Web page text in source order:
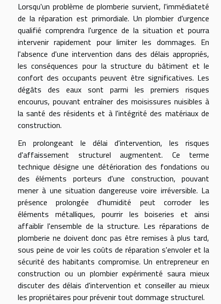
Lorsqu'un problème de plomberie survient, l'immédiateté
de la réparation est primordiale. Un plombier d'urgence
qualifié comprendra l'urgence de la situation et pourra
intervenir rapidement pour limiter les dommages. En
l'absence d'une intervention dans des délais appropriés,
les conséquences pour la structure du bâtiment et le
confort des occupants peuvent être significatives. Les
dégâts des eaux sont parmi les premiers risques
encourus, pouvant entraîner des moisissures nuisibles à
la santé des résidents et à l'intégrité des matériaux de
construction.
En prolongeant le délai d'intervention, les risques
d'affaissement structurel augmentent. Ce terme
technique désigne une détérioration des fondations ou
des éléments porteurs d'une construction, pouvant
mener à une situation dangereuse voire irréversible. La
présence prolongée d'humidité peut corroder les
éléments métalliques, pourrir les boiseries et ainsi
affaiblir l'ensemble de la structure. Les réparations de
plomberie ne doivent donc pas être remises à plus tard,
sous peine de voir les coûts de réparation s'envoler et la
sécurité des habitants compromise. Un entrepreneur en
construction ou un plombier expérimenté saura mieux
discuter des délais d'intervention et conseiller au mieux
les propriétaires pour prévenir tout dommage structurel.